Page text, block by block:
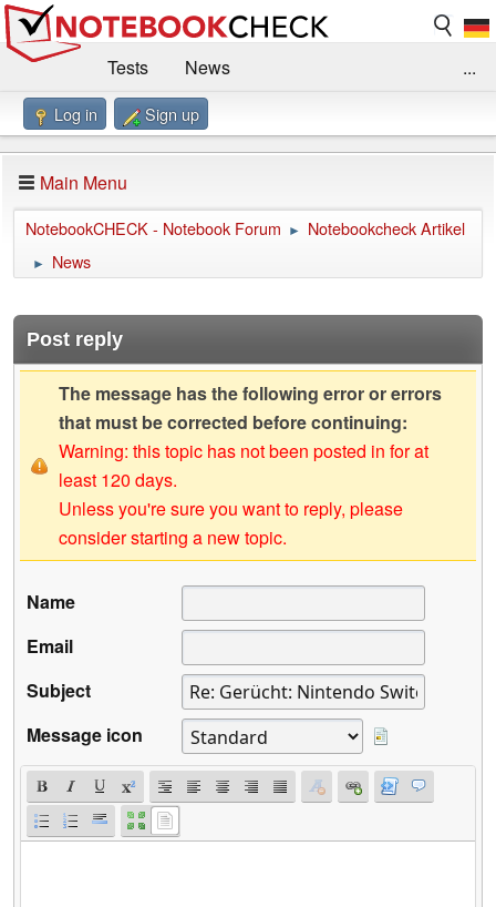
Tests
News
Benchmarks / Technik
Forum
Impressum
...
Log in Sign up
Main Menu
NotebookCHECK - Notebook Forum ► Notebookcheck Artikel
► News
Post reply
The message has the following error or errors
that must be corrected before continuing:
Warning: this topic has not been posted in for at
least 120 days.
Unless you're sure you want to reply, please
consider starting a new topic.
Name
Email
Subject
Message icon